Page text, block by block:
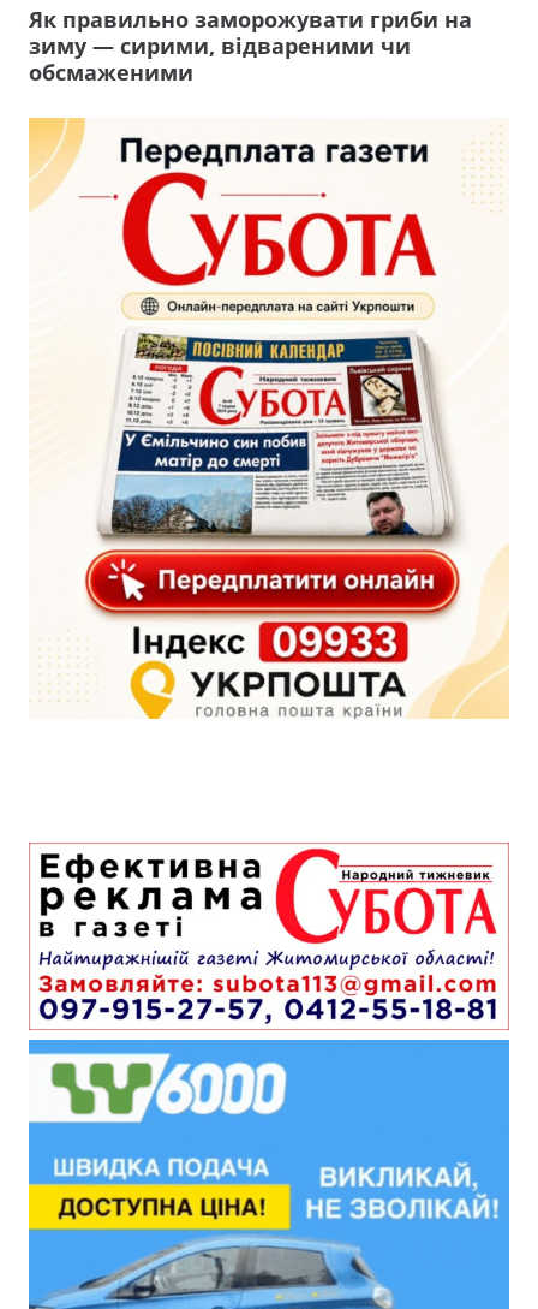
Як правильно заморожувати гриби на
зиму — сирими, відвареними чи
обсмаженими